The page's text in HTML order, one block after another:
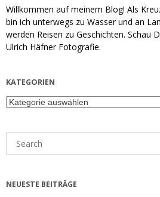
Willkommen auf meinem Blog! Als
bin ich unterwegs zu Wasser und an
werden Reisen zu Geschichten. Schau
Ulrich Häfner Fotografie.
KATEGORIEN
Kategorien
for:
NEUESTE BEITRÄGE